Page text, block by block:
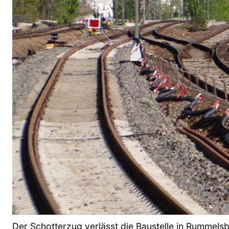
Der Schotterzug verlässt die Baustelle in